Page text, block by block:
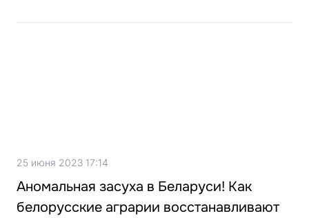
25 июня 2023 17:14
Аномальная засуха в Беларуси! Как
белорусские аграрии восстанавливают